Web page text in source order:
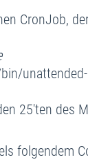
CronJob,
25'ten des
folgendem